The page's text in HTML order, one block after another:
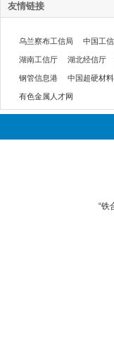
友情链接
乌兰察布工信局 中国工
湖南工信厅 湖北经信厅
钢管信息港 中国超硬材
有色金属人才网
“铁